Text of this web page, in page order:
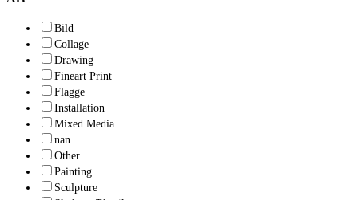
Bild
Collage
Drawing
Fineart Print
Flagge
Installation
Mixed Media
nan
Other
Painting
Sculpture